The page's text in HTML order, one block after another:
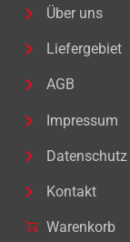
Über uns
Liefergebiet
AGB
Impressum
Datenschutz
Kontakt
Warenkorb